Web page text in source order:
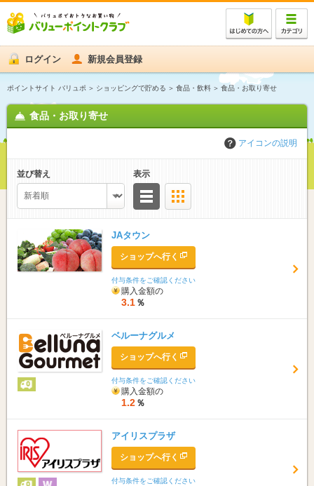
ログイン 新規会員登録
ポイントサイト バリュポ ショッピングで貯める 食品・飲料 食品・お取り寄せ
食品・お取り寄せ
アイコンの説明
並び替え
表示
リスト
JAタウン
ショップへ行く
付与条件をご確認ください
購入金額の
3.1 ％
ベルーナグルメ
ショップへ行く
付与条件をご確認ください
購入金額の
1.2 ％
アイリスプラザ
ショップへ行く
付与条件をご確認ください